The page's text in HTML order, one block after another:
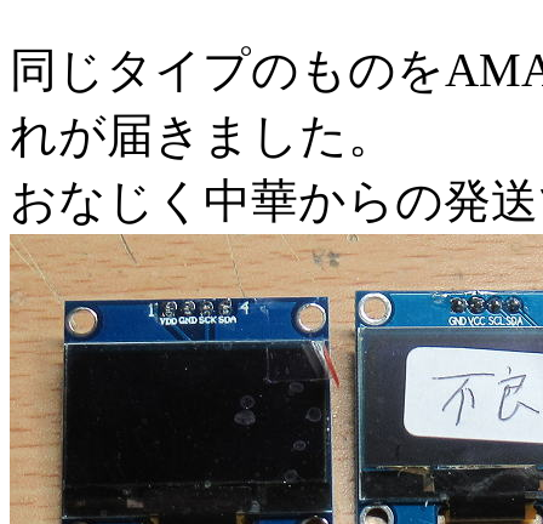
同じタイプのものを
れが届きました。
おなじく中華からの発